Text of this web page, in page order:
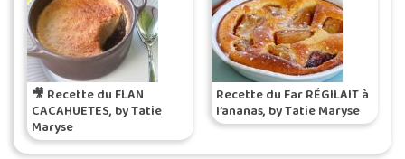
🎥 Recette du FLAN
CACAHUETES, by Tatie
Maryse
Recette du Far RÉGILAIT à
l’ananas, by Tatie Maryse